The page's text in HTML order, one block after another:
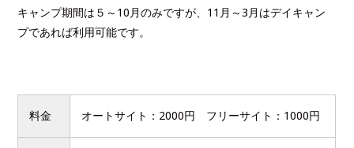
キャンプ期間は５～10月のみですが、11月～3月はデイキャン
プであれば利用可能です。
料金 オートサイト：2000円 フリーサイト：1000円